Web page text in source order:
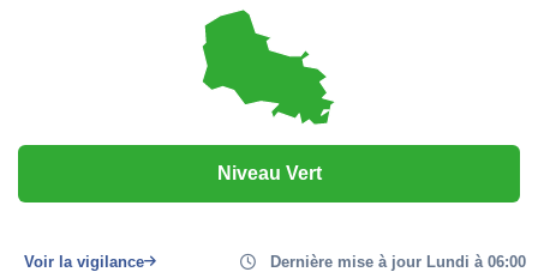
Niveau Vert
Voir la vigilance Dernière mise à jour Lundi à 06:00